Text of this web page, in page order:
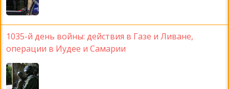
1035-й день войны: действия в Газе и Ливане,
операции в Иудее и Самарии